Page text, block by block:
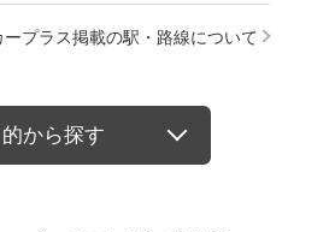
ープラス掲載の駅・路線について
的から探す